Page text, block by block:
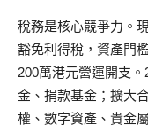
稅務是核心競爭力。
豁免利得稅，資產門
200萬港元營運開支
金、捐款基金；擴大
權、數字資產、貴金